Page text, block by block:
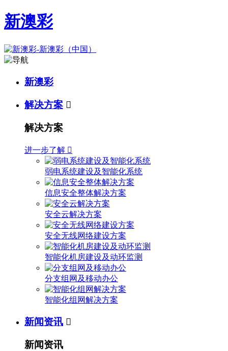
新澳彩
新澳彩
解决方案 
解决方案
进一步了解 
弱电系统建设及智能化系统
信息安全整体解决方案
安全云解决方案
安全无线网络建设方案
智能化机房建设及动环监测
分支组网及移动办公
智能化组网解决方案
新闻资讯 
新闻资讯